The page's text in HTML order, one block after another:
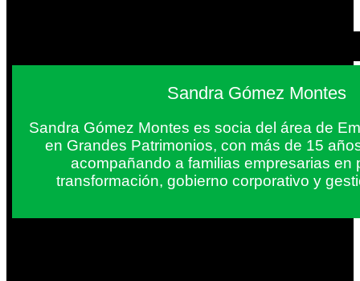
Sandra Gómez Montes
Sandra Gómez Montes es socia del área de
en Grandes Patrimonios, con más de 15
acompañando a familias empresarias en
transformación, gobierno corporativo y